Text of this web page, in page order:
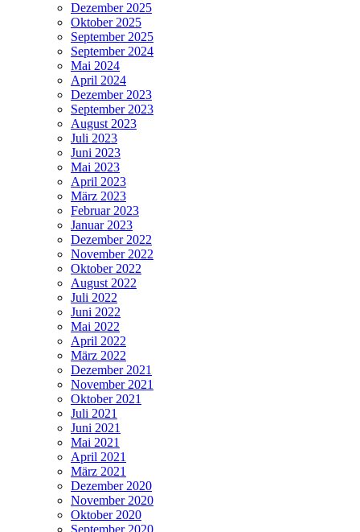
Dezember 2025
Oktober 2025
September 2025
September 2024
Mai 2024
April 2024
Dezember 2023
September 2023
August 2023
Juli 2023
Juni 2023
Mai 2023
April 2023
März 2023
Februar 2023
Januar 2023
Dezember 2022
November 2022
Oktober 2022
August 2022
Juli 2022
Juni 2022
Mai 2022
April 2022
März 2022
Dezember 2021
November 2021
Oktober 2021
Juli 2021
Juni 2021
Mai 2021
April 2021
März 2021
Dezember 2020
November 2020
Oktober 2020